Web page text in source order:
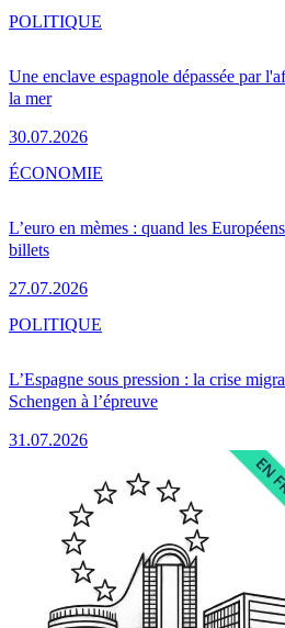
Une enclave espagnole dépassée par
la mer
30.07.2026
POLITIQUE
L’euro en mèmes : quand les
billets
27.07.2026
ÉCONOMIE
L’Espagne sous pression : la crise
Schengen à l’épreuve
31.07.2026
POLITIQUE